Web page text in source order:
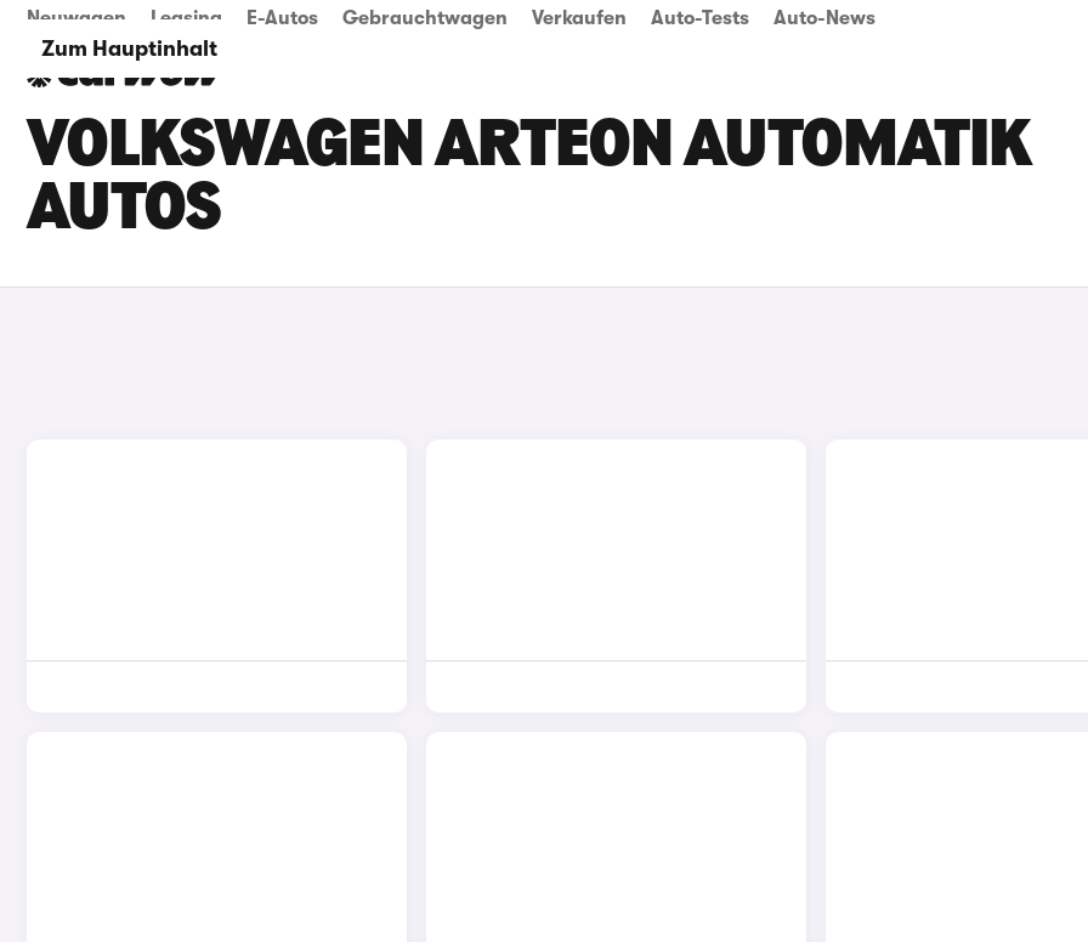
Zum Hauptinhalt
Neuwagen Leasing E-Autos Gebrauchtwagen Verkaufen Auto-Tests Auto-News
VOLKSWAGEN ARTEON AUTOMATIK
AUTOS